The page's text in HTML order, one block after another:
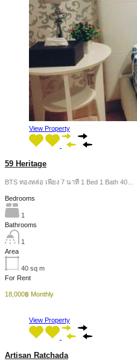
View Property
59 Heritage
BTS ทองหล่อ เพียง 7 นาที 1 Bed 1 Bath 40…
Bedrooms
1
Bathrooms
1
Area
40 sq m
For Rent
18,000฿ Monthly
View Property
Artisan Ratchada